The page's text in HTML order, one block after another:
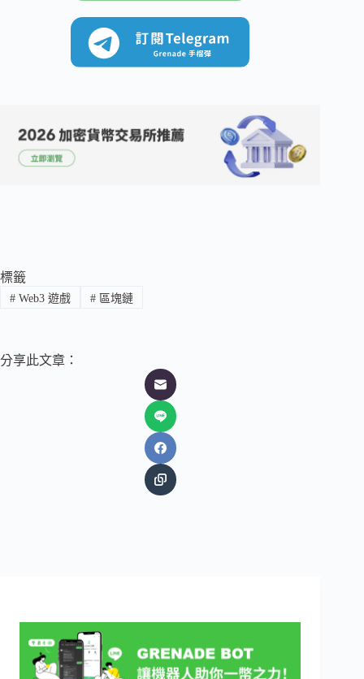
標籤
#Web3 遊戲 #區塊鏈
分享此文章：